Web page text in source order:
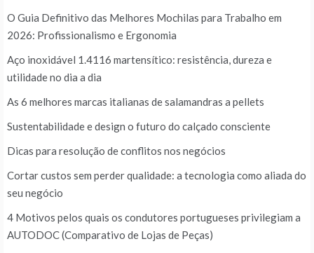
O Guia Definitivo das Melhores Mochilas para Trabalho em
2026: Profissionalismo e Ergonomia
Aço inoxidável 1.4116 martensítico: resistência, dureza e
utilidade no dia a dia
As 6 melhores marcas italianas de salamandras a pellets
Sustentabilidade e design o futuro do calçado consciente
Dicas para resolução de conflitos nos negócios
Cortar custos sem perder qualidade: a tecnologia como aliada do
seu negócio
4 Motivos pelos quais os condutores portugueses privilegiam a
AUTODOC (Comparativo de Lojas de Peças)